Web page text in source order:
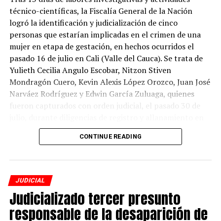
reservado de la información consultada y descargada.
El procesado no aceptó los cargos y, por disposición
judicial, le fue impuesta medida de aseguramiento
privativa de la libertad en establecimiento carcelario.
ADVERTISEMENT
técnico-científicas, la Fiscalía General de la Nación
logró la identificación y judicialización de cinco
personas que estarían implicadas en el crimen de una
mujer en etapa de gestación, en hechos ocurridos el
pasado 16 de julio en Cali (Valle del Cauca). Se trata de
Yulieth Cecilia Angulo Escobar, Nitzon Stiven
Mondragón Cuero, Kevin Alexis López Orozco, Juan José
Narváez Rodríguez y Edwin García Zuluaga, quienes
fueron capturados con orden judicial, el pasado 30 de
Valle del Cauca.
que se encontraba en estado de gestación, la Fiscalía
activó el Mecanismo de Búsqueda Urgente (MBU) y
Alerta Rosa por el delito de desaparición forzada.
Posteriormente, el 20 de julio, el Cuerpo Técnico de
CONTINUE READING
JUDICIAL
Judicializado tercer presunto
responsable de la desaparición de